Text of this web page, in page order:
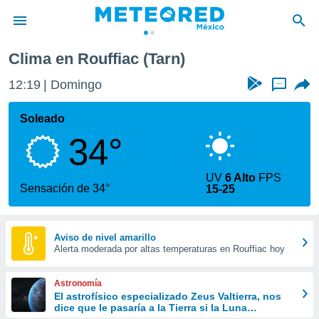
de
ha sido
calidad.
a este
las
y
forma
digital
basada
Clima en Rouffiac (Tarn)
12:19 Domingo ...
Soleado
34°
Sensación de 34°
UV6 Alto FPS
15-25
Aviso de nivel amarillo
Alerta moderada por altas temperaturas en Rouffiac hoy
Astronomía
El astrofísico especializado Zeus Valtierra, nos
dice que le pasaría a la Tierra si la Luna